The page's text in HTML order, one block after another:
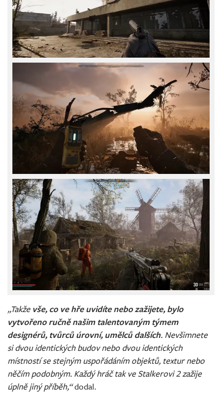
„Takže vše, co ve hře uvidíte nebo zažijete, bylo
vytvořeno ručně našim talentovaným týmem
designérů, tvůrců úrovní, umělců dalších. Nevšimnete
si dvou identických budov nebo dvou identických
místností se stejným uspořádáním objektů, textur nebo
něčím podobným. Každý hráč tak ve Stalkerovi 2 zažije
úplně jiný příběh,“dodal.